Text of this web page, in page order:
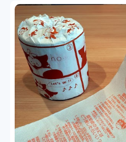
Works
「みんな
す。
くらそっと
を開催しま
社会福祉法